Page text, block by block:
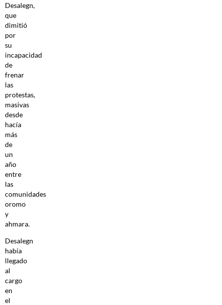
Desalegn,
que
dimitió
por
su
incapacidad
de
frenar
las
protestas,
masivas
desde
hacía
más
de
un
año
entre
las
comunidades
oromo
y
ahmara.
Desalegn
había
llegado
al
cargo
en
el